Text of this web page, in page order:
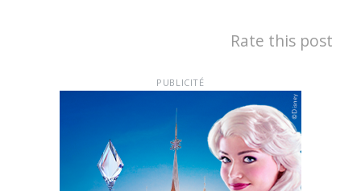
Rate this post
PUBLICITÉ